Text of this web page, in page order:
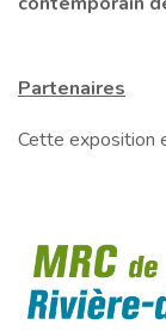
Partenaires
Cette exposition